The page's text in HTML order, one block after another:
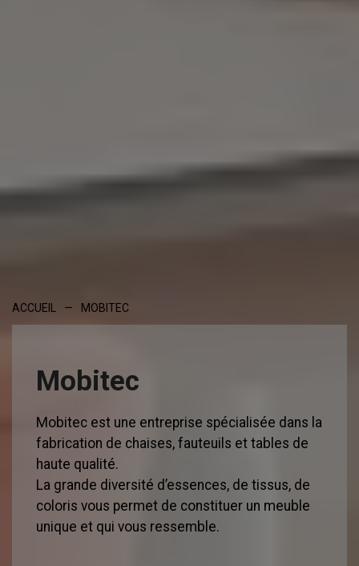
ACCUEIL — MOBITEC
Mobitec
Mobitec est une entreprise spécialisée dans la
fabrication de chaises, fauteuils et tables de
haute qualité.
La grande diversité d’essences, de tissus, de
coloris vous permet de constituer un meuble
unique et qui vous ressemble.